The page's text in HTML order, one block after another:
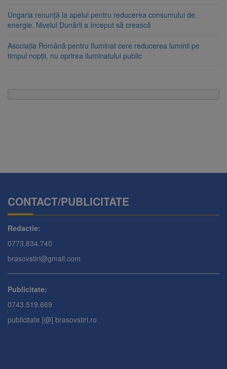
Ungaria renunță la apelul pentru reducerea consumului de
energie. Nivelul Dunării a început să crească
Asociația Română pentru Iluminat cere reducerea luminii pe
timpul nopții, nu oprirea iluminatului public
CONTACT/PUBLICITATE
Redactie:
0773.834.740
brasovstiri@gmail.com
Publicitate:
0743.519.669
publicitate [@] brasovstiri.ro